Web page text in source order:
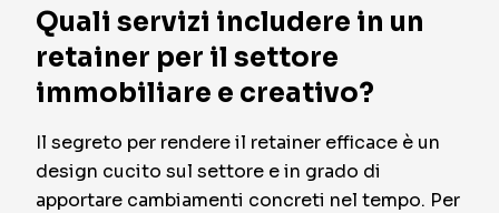
Quali servizi includere in un
retainer per il settore
immobiliare e creativo?
Il segreto per rendere il retainer efficace è un
design cucito sul settore e in grado di
apportare cambiamenti concreti nel tempo. Per